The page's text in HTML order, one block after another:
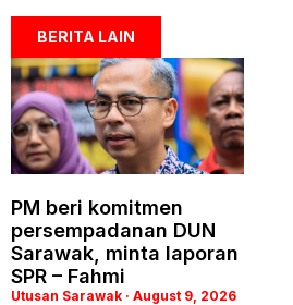
BERITA LAIN
PM beri komitmen
persempadanan DUN
Sarawak, minta laporan
SPR – Fahmi
Utusan Sarawak August 9, 2026